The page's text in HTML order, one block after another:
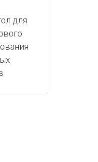
для